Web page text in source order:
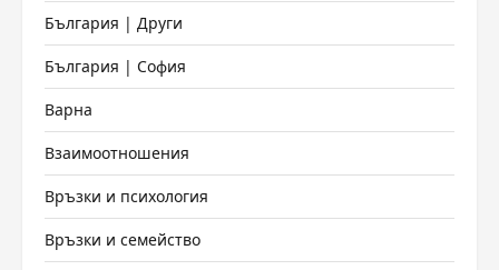
България | Други
България | София
Варна
Взаимоотношения
Връзки и психология
Връзки и семейство